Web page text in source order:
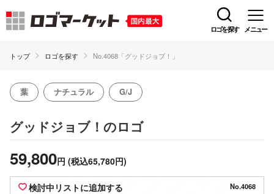
ロゴを探す メニュー
トップ ロゴを探す No.4068「グッドジョブ！」
葉 ナチュラル G/J
グッドジョブ！ のロゴ
59,800円 (税込65,780円)
検討中リストに追加する No.4068